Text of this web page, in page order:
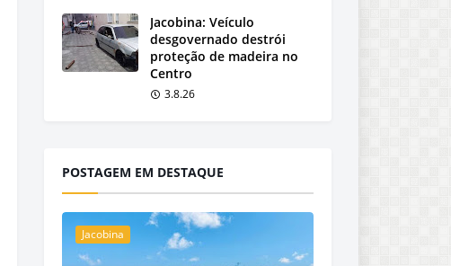
Jacobina: Veículo
desgovernado destrói
proteção de madeira no
Centro
3.8.26
POSTAGEM EM DESTAQUE
Jacobina